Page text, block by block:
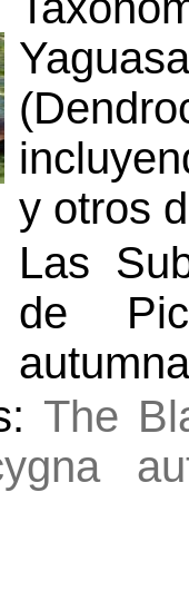
y otros
Las
de
The